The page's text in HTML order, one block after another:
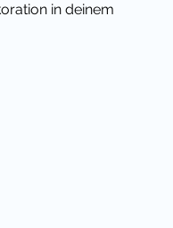
in deinem